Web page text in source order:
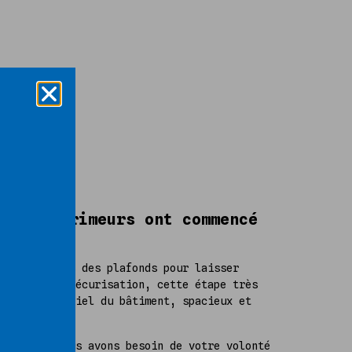
exprimeurs ont commencé
les plaques des plafonds pour laisser
sécurisation, cette étape très
le potentiel du bâtiment, spacieux et
et nous avons besoin de votre volonté